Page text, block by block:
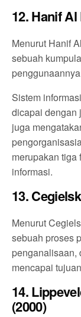
12. Hanif Al
Menurut Hanif
sebuah
Sistem
dicapai dengan
juga
merupakan tiga
informasi.
13.
Menurut
sebuah proses
penganalisaan,
mencapai
14.
(2000)